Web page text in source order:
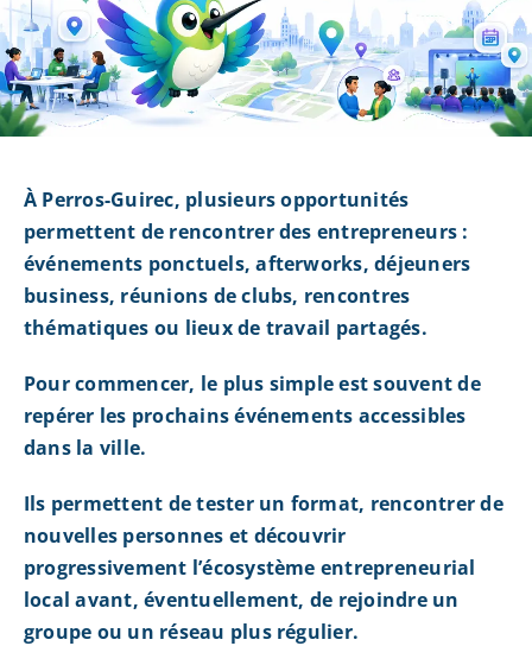
À Perros-Guirec, plusieurs opportunités
permettent de rencontrer des entrepreneurs :
événements ponctuels, afterworks, déjeuners
business, réunions de clubs, rencontres
thématiques ou lieux de travail partagés.
Pour commencer, le plus simple est souvent de
repérer les prochains événements accessibles
dans la ville.
Ils permettent de tester un format, rencontrer de
nouvelles personnes et découvrir
progressivement l’écosystème entrepreneurial
local avant, éventuellement, de rejoindre un
groupe ou un réseau plus régulier.